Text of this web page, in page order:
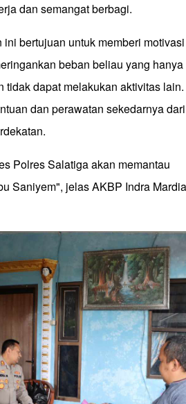
dan semangat berbagi.
bertujuan untuk memberi
beban beliau yang
tidak dapat melakukan aktivitas
dan perawatan sekedarnya dari
Polres Salatiga akan memantau
Saniyem", jelas AKBP Indra